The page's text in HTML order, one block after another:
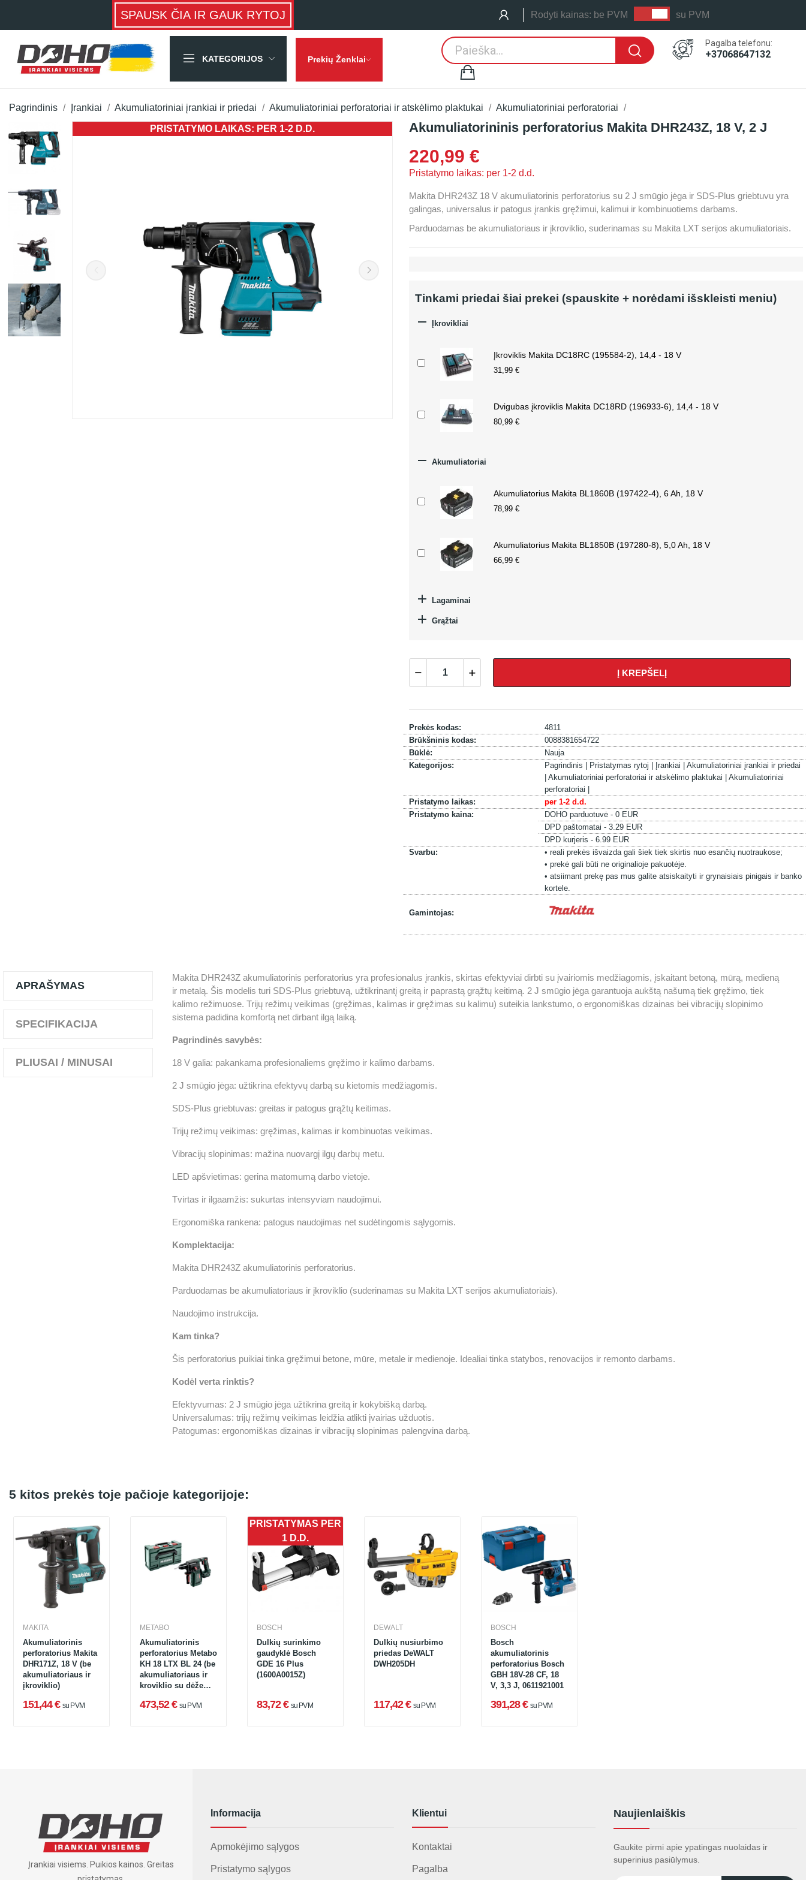
SPAUSK ČIA IR GAUK RYTOJ Rodyti kainas: be PVM su PVM
KATEGORIJOS Prekių Ženklai
Pagalba telefonu:
+37068647132
Pagrindinis Įrankiai Akumuliatoriniai įrankiai ir priedai Akumuliatoriniai perforatoriai ir atskėlimo plaktukai Akumuliatoriniai perforatoriai
PRISTATYMO LAIKAS: PER 1-2 D.D. PRISTATYMO LAIKAS: PER 1-2 D.D.
Akumuliatorininis perforatorius Makita DHR243Z, 18 V, 2 J
220,99 €
Pristatymo laikas: per 1-2 d.d.
Makita DHR243Z 18 V akumuliatorinis perforatorius su 2 J smūgio jėga ir SDS-Plus griebtuvu yra
galingas, universalus ir patogus įrankis gręžimui, kalimui ir kombinuotiems darbams.
Parduodamas be akumuliatoriaus ir įkroviklio, suderinamas su Makita LXT serijos akumuliatoriais.
Tinkami priedai šiai prekei (spauskite + norėdami išskleisti meniu)
 Įkrovikliai
Įkroviklis Makita DC18RC (195584-2), 14,4 - 18 V
31,99 €
Dvigubas įkroviklis Makita DC18RD (196933-6), 14,4 - 18 V
80,99 €
 Akumuliatoriai
Akumuliatorius Makita BL1860B (197422-4), 6 Ah, 18 V
78,99 €
Akumuliatorius Makita BL1850B (197280-8), 5,0 Ah, 18 V
66,99 €
 Lagaminai
 Grąžtai
Į KREPŠELĮ
Prekės kodas:
4811
Brūkšninis kodas:
0088381654722
Būklė:
Nauja
Kategorijos:
Pagrindinis | Pristatymas rytoj | Įrankiai | Akumuliatoriniai įrankiai ir priedai
Akumuliatoriniai perforatoriai ir atskėlimo plaktukai | Akumuliatoriniai
perforatoriai |
Pristatymo laikas:
per 1-2 d.d.
Pristatymo kaina:
DOHO parduotuvė - 0 EUR
DPD paštomatai - 3.29 EUR
DPD kurjeris - 6.99 EUR
Svarbu:
• reali prekės išvaizda gali šiek tiek skirtis nuo esančių nuotraukose;
• prekė gali būti ne originalioje pakuotėje.
• atsiimant prekę pas mus galite atsiskaityti ir grynaisiais pinigais ir banko
kortele.
Gamintojas:
APRAŠYMAS
SPECIFIKACIJA
PLIUSAI / MINUSAI
Makita DHR243Z akumuliatorinis perforatorius yra profesionalus įrankis, skirtas efektyviai dirbti su įvairiomis medžiagomis, įskaitant betoną, mūrą, medieną
ir metalą. Šis modelis turi SDS-Plus griebtuvą, užtikrinantį greitą ir paprastą grąžtų keitimą. 2 J smūgio jėga garantuoja aukštą našumą tiek gręžimo, tiek
kalimo režimuose. Trijų režimų veikimas (gręžimas, kalimas ir gręžimas su kalimu) suteikia lankstumo, o ergonomiškas dizainas bei vibracijų slopinimo
sistema padidina komfortą net dirbant ilgą laiką.
Pagrindinės savybės:
18 V galia: pakankama profesionaliems gręžimo ir kalimo darbams.
2 J smūgio jėga: užtikrina efektyvų darbą su kietomis medžiagomis.
SDS-Plus griebtuvas: greitas ir patogus grąžtų keitimas.
Trijų režimų veikimas: gręžimas, kalimas ir kombinuotas veikimas.
Vibracijų slopinimas: mažina nuovargį ilgų darbų metu.
LED apšvietimas: gerina matomumą darbo vietoje.
Tvirtas ir ilgaamžis: sukurtas intensyviam naudojimui.
Ergonomiška rankena: patogus naudojimas net sudėtingomis sąlygomis.
Komplektacija:
Makita DHR243Z akumuliatorinis perforatorius.
Parduodamas be akumuliatoriaus ir įkroviklio (suderinamas su Makita LXT serijos akumuliatoriais).
Naudojimo instrukcija.
Kam tinka?
Šis perforatorius puikiai tinka gręžimui betone, mūre, metale ir medienoje. Idealiai tinka statybos, renovacijos ir remonto darbams.
Kodėl verta rinktis?
Efektyvumas: 2 J smūgio jėga užtikrina greitą ir kokybišką darbą.
Universalumas: trijų režimų veikimas leidžia atlikti įvairias užduotis.
Patogumas: ergonomiškas dizainas ir vibracijų slopinimas palengvina darbą.
5 kitos prekės toje pačioje kategorijoje:
MAKITA
Akumuliatorinis
perforatorius Makita
DHR171Z, 18 V (be
akumuliatoriaus ir
įkroviklio)
151,44 € su PVM
METABO
Akumuliatorinis
perforatorius Metabo
KH 18 LTX BL 24 (be
akumuliatoriaus ir
kroviklio su dėže
473,52 € su PVM
PRISTATYMAS PER
1 D.D.
BOSCH
Dulkių surinkimo
gaudyklė Bosch
GDE 16 Plus
(1600A0015Z)
83,72 € su PVM
DEWALT
Dulkių nusiurbimo
priedas DeWALT
DWH205DH
117,42 € su PVM
BOSCH
Bosch
akumuliatorinis
perforatorius Bosch
GBH 18V-28 CF, 18
V, 3,3 J, 0611921001
391,28 € su PVM
Įrankiai visiems. Puikios kainos. Greitas
Informacija
Apmokėjimo sąlygos
Pristatymo sąlygos
Klientui
Kontaktai
Pagalba
Naujienlaiškis
Gaukite pirmi apie ypatingas nuolaidas ir
superinius pasiūlymus.